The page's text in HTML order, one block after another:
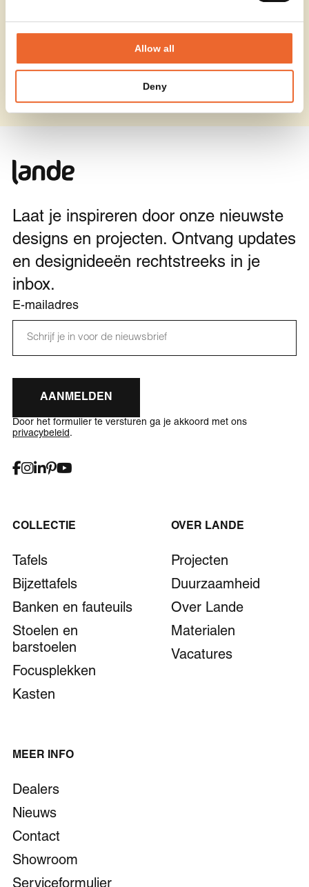
Allow all
Deny
Laat je inspireren door onze nieuwste
designs en projecten. Ontvang updates
en designideeën rechtstreeks in je
inbox.
E-mailadres
AANMELDEN
Door het formulier te versturen ga je akkoord met ons
privacybeleid.
COLLECTIE
Tafels
Bijzettafels
Banken en fauteuils
Stoelen en
barstoelen
Focusplekken
Kasten
OVER LANDE
Projecten
Duurzaamheid
Over Lande
Materialen
Vacatures
MEER INFO
Dealers
Nieuws
Contact
Showroom